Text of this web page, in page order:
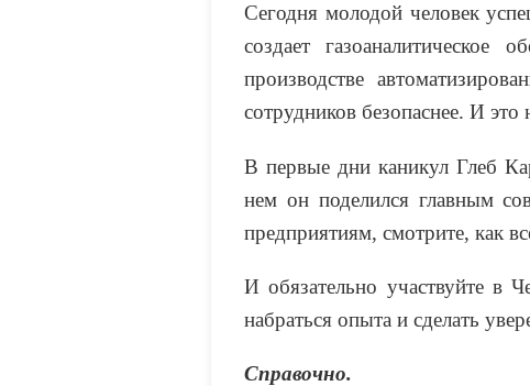
Сегодня молодой человек
создает
производстве
сотрудников безопаснее. И
В первые дни каникул Глеб
нем он поделился главным
предприятиям, смотрите, как
И обязательно участвуйте в
набраться опыта и сделать
Справочно.